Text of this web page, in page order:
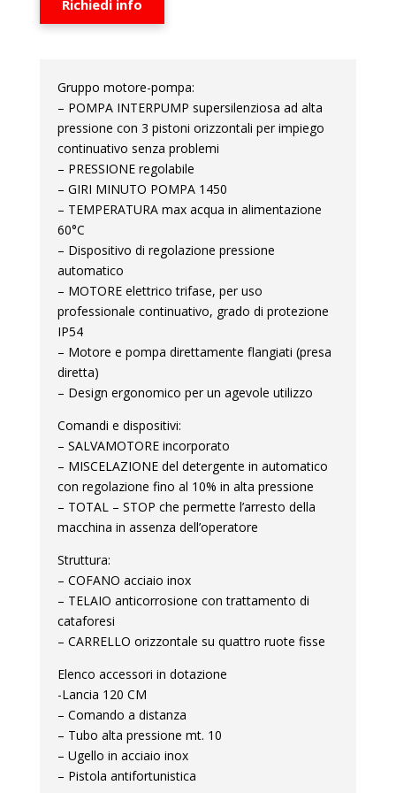
Richiedi info
Gruppo motore-pompa:
– POMPA INTERPUMP supersilenziosa ad alta
pressione con 3 pistoni orizzontali per impiego
continuativo senza problemi
– PRESSIONE regolabile
– GIRI MINUTO POMPA 1450
– TEMPERATURA max acqua in alimentazione
60°C
– Dispositivo di regolazione pressione
automatico
– MOTORE elettrico trifase, per uso
professionale continuativo, grado di protezione
IP54
– Motore e pompa direttamente flangiati (presa
diretta)
– Design ergonomico per un agevole utilizzo
Comandi e dispositivi:
– SALVAMOTORE incorporato
– MISCELAZIONE del detergente in automatico
con regolazione fino al 10% in alta pressione
– TOTAL – STOP che permette l’arresto della
macchina in assenza dell’operatore
Struttura:
– COFANO acciaio inox
– TELAIO anticorrosione con trattamento di
cataforesi
– CARRELLO orizzontale su quattro ruote fisse
Elenco accessori in dotazione
-Lancia 120 CM
– Comando a distanza
– Tubo alta pressione mt. 10
– Ugello in acciaio inox
– Pistola antifortunistica